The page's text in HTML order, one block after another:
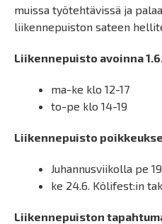
muissa työtehtävissä ja
liikennepuiston sateen
Liikennepuisto avoinna 1
ma-ke klo 12-17
to-pe klo 14-19
Liikennepuisto
Juhannusviikolla pe
ke 24.6. Kölifest:in
Liikennepuiston